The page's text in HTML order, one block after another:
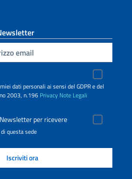
dati personali ai sensi del GDPR e del
2003, n.196 Privacy Note Legali
per ricevere
questa sede